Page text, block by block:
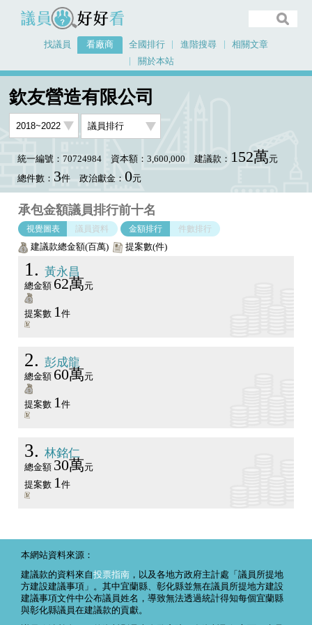
議員好好看
找議員 看廠商 全國排行 進階搜尋
相關文章
關於本站
欽友營造有限公司
統一編號：70724984 資本額：3,600,000 建議款： 152萬元
總件數： 3件 政治獻金： 0元
承包金額議員排行前十名
視覺圖表 議員資料 金額排行 件數排行
建議款總金額(百萬) 提案數(件)
1 黃永昌
總金額 62萬元
提案數 1 件
2 彭成龍
總金額 60萬元
提案數 1 件
3 林銘仁
總金額 30萬元
提案數 1 件
本網站資料來源：
建議款的資料來自投票指南 ，以及各地方政府主計處「議員所提地
方建設建議事項」。其中宜蘭縣、彰化縣並無在議員所提地方建設
建議事項文件中公布議員姓名，導致無法透過統計得知每個宜蘭縣
與彰化縣議員在建議款的貢獻。